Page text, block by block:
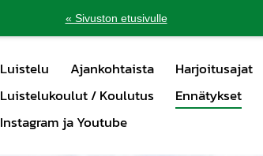
« Sivuston etusivulle
Luistelu Ajankohtaista Harjoitusajat
Luistelukoulut / Koulutus
Ennätykset
Instagram ja Youtube